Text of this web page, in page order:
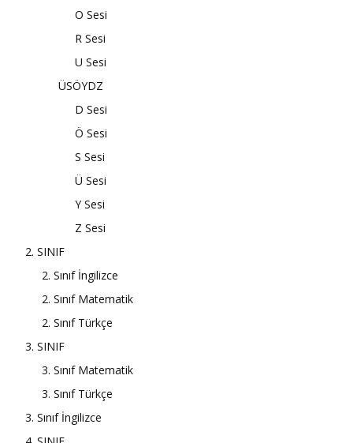
O Sesi
R Sesi
U Sesi
ÜSÖYDZ
D Sesi
Ö Sesi
S Sesi
Ü Sesi
Y Sesi
Z Sesi
2. SINIF
2. Sınıf İngilizce
2. Sınıf Matematik
2. Sınıf Türkçe
3. SINIF
3. Sınıf Matematik
3. Sınıf Türkçe
3. Sınıf İngilizce